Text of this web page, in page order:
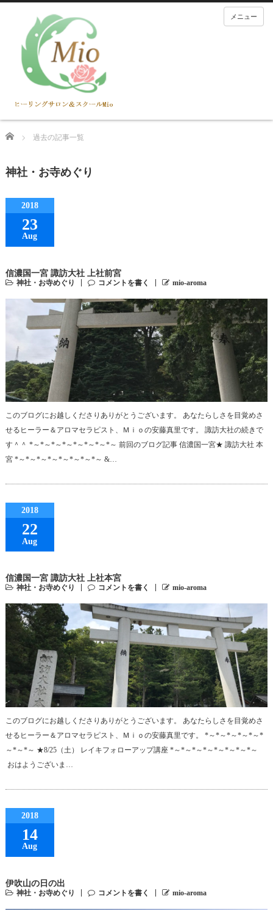
メニュー
Home 過去の記事一覧
神社・お寺めぐり
2018
23
Aug
信濃国一宮 諏訪大社 上社前宮
神社・お寺めぐり コメントを書く mio-aroma
このブログにお越しくださりありがとうございます。 あなたらしさを目覚めさ
せるヒーラー＆アロマセラピスト、Ｍｉｏの安藤真里です。 諏訪大社の続きで
す＾＾ *～*～*～*～*～*～*～*～ 前回のブログ記事 信濃国一宮★ 諏訪大社 本
宮 *～*～*～*～*～*～*～*～ &…
2018
22
Aug
信濃国一宮 諏訪大社 上社本宮
神社・お寺めぐり コメントを書く mio-aroma
このブログにお越しくださりありがとうございます。 あなたらしさを目覚めさ
せるヒーラー＆アロマセラピスト、Ｍｉｏの安藤真里です。 *～*～*～*～*～*
～*～*～ ★8/25（土） レイキフォローアップ講座 *～*～*～*～*～*～*～*～
おはようございま…
2018
14
Aug
伊吹山の日の出
神社・お寺めぐり コメントを書く mio-aroma